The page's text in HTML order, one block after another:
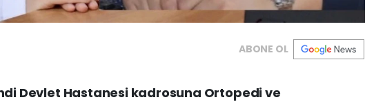
ABONE OL
Devlet Hastanesi kadrosuna Ortopedi ve